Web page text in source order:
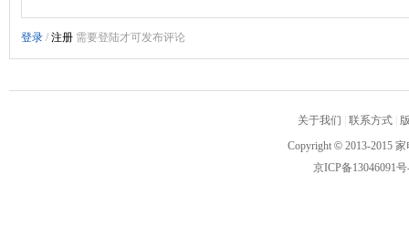
关于我们 联系方式
Copyright © 2013-2015
京ICP备13046091号